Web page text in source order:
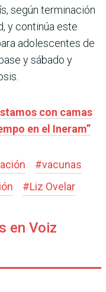
según terminación
y continúa este
adolescentes de
y sábado y
con camas
en el Ineram”
#vacunas
#Liz Ovelar
en Voiz